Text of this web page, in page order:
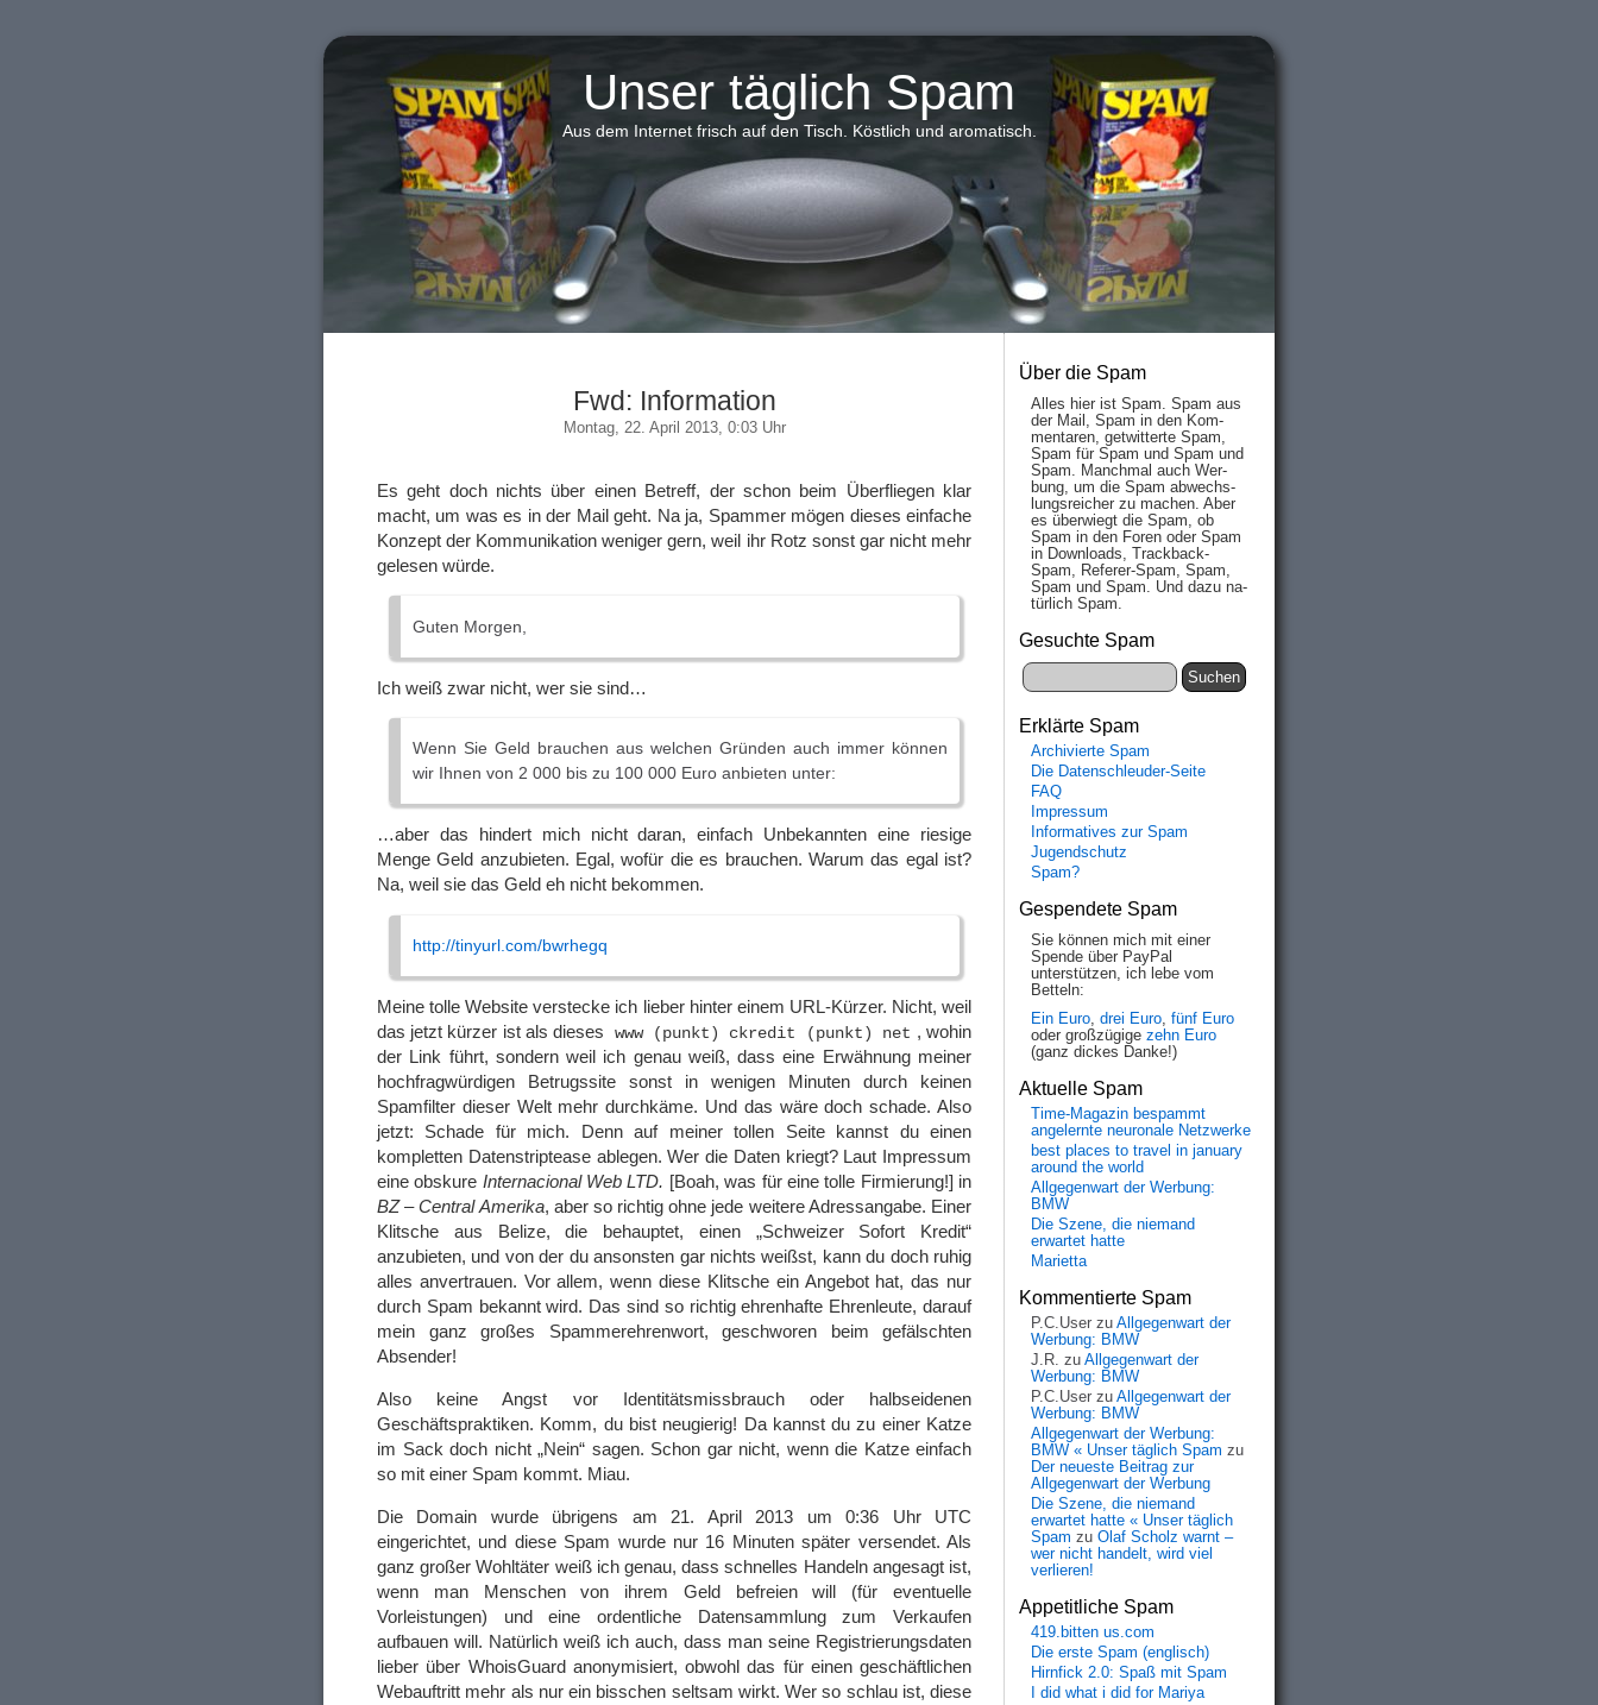
Unser täglich Spam
Aus dem Internet frisch auf den Tisch. Köstlich und aromatisch.
Fwd: Information
Montag, 22. April 2013, 0:03 Uhr
Es geht doch nichts über einen Betreff, der schon beim Überfliegen klar
macht, um was es in der Mail geht. Na ja, Spammer mögen dieses einfache
Konzept der Kommunikation weniger gern, weil ihr Rotz sonst gar nicht mehr
gelesen würde.
Guten Morgen,
Ich weiß zwar nicht, wer sie sind…
Wenn Sie Geld brauchen aus welchen Gründen auch immer können
wir Ihnen von 2 000 bis zu 100 000 Euro anbieten unter:
…aber das hindert mich nicht daran, einfach Unbekannten eine riesige
Menge Geld anzubieten. Egal, wofür die es brauchen. Warum das egal ist?
Na, weil sie das Geld eh nicht bekommen.
http://tinyurl.com/bwrhegq
Meine tolle Website verstecke ich lieber hinter einem URL-Kürzer. Nicht, weil
das jetzt kürzer ist als dieses
www (punkt) ckredit (punkt) net , wohin
der Link führt, sondern weil ich genau weiß, dass eine Erwähnung meiner
hochfragwürdigen Betrugssite sonst in wenigen Minuten durch keinen
Spamfilter dieser Welt mehr durchkäme. Und das wäre doch schade. Also
jetzt: Schade für mich. Denn auf meiner tollen Seite kannst du einen
kompletten Datenstriptease ablegen. Wer die Daten kriegt? Laut Impressum
eine obskure Internacional Web LTD. [Boah, was für eine tolle Firmierung!] in
BZ – Central Amerika, aber so richtig ohne jede weitere Adressangabe. Einer
Klitsche aus Belize, die behauptet, einen „Schweizer Sofort Kredit“
anzubieten, und von der du ansonsten gar nichts weißst, kann du doch ruhig
alles anvertrauen. Vor allem, wenn diese Klitsche ein Angebot hat, das nur
durch Spam bekannt wird. Das sind so richtig ehrenhafte Ehrenleute, darauf
mein ganz großes Spammerehrenwort, geschworen beim gefälschten
Absender!
Also keine Angst vor Identitätsmissbrauch oder halbseidenen
Geschäftspraktiken. Komm, du bist neugierig! Da kannst du zu einer Katze
im Sack doch nicht „Nein“ sagen. Schon gar nicht, wenn die Katze einfach
so mit einer Spam kommt. Miau.
Die Domain wurde übrigens am 21. April 2013 um 0:36 Uhr UTC
eingerichtet, und diese Spam wurde nur 16 Minuten später versendet. Als
ganz großer Wohltäter weiß ich genau, dass schnelles Handeln angesagt ist,
wenn man Menschen von ihrem Geld befreien will (für eventuelle
Vorleistungen) und eine ordentliche Datensammlung zum Verkaufen
aufbauen will. Natürlich weiß ich auch, dass man seine Registrierungsdaten
lieber über WhoisGuard anonymisiert, obwohl das für einen geschäftlichen
Webauftritt mehr als nur ein bisschen seltsam wirkt. Wer so schlau ist, diese
Über die Spam
Alles hier ist Spam. Spam aus
der Mail, Spam in den Kom­
men­taren, ge­twit­ter­te Spam,
Spam für Spam und Spam und
Spam. Manch­mal auch Wer­
bung, um die Spam ab­wechs­
lungs­reich­er zu mach­en. Aber
es über­wiegt die Spam, ob
Spam in den Fo­ren oder Spam
in Down­loads, Track­back-
Spam, Re­fe­rer-Spam, Spam,
Spam und Spam. Und da­zu na­
tür­lich Spam.
Gesuchte Spam
Erklärte Spam
Archivierte Spam
Die Datenschleuder-Seite
FAQ
Impressum
Informatives zur Spam
Jugendschutz
Spam?
Gespendete Spam
Sie können mich mit einer
Spende über PayPal
unterstützen, ich lebe vom
Betteln:
Ein Euro, drei Euro, fünf Euro
oder großzügige zehn Euro
(ganz dickes Danke!)
Aktuelle Spam
Time-Magazin bespammt
angelernte neuronale Netzwerke
best places to travel in january
around the world
Allgegenwart der Werbung:
BMW
Die Szene, die niemand
erwartet hatte
Marietta
Kommentierte Spam
P.C.User zu Allgegenwart der
Werbung: BMW
J.R. zu Allgegenwart der
Werbung: BMW
P.C.User zu Allgegenwart der
Werbung: BMW
Allgegenwart der Werbung:
BMW « Unser täglich Spam zu
Der neueste Beitrag zur
Allgegenwart der Werbung
Die Szene, die niemand
erwartet hatte « Unser täglich
Spam zu Olaf Scholz warnt –
wer nicht handelt, wird viel
verlieren!
Appetitliche Spam
419.bitten us.com
Die erste Spam (englisch)
Hirnfick 2.0: Spaß mit Spam
I did what i did for Mariya